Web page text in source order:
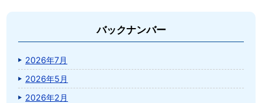
バックナンバー
2026年7月
2026年5月
2026年2月